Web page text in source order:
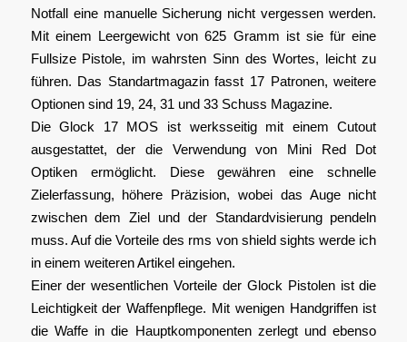
Notfall eine manuelle Sicherung nicht vergessen werden.
Mit einem Leergewicht von 625 Gramm ist sie für eine
Fullsize Pistole, im wahrsten Sinn des Wortes, leicht zu
führen. Das Standartmagazin fasst 17 Patronen, weitere
Optionen sind 19, 24, 31 und 33 Schuss Magazine.
Die Glock 17 MOS ist werksseitig mit einem Cutout
ausgestattet, der die Verwendung von Mini Red Dot
Optiken ermöglicht. Diese gewähren eine schnelle
Zielerfassung, höhere Präzision, wobei das Auge nicht
zwischen dem Ziel und der Standardvisierung pendeln
muss. Auf die Vorteile des rms von shield sights werde ich
in einem weiteren Artikel eingehen.
Einer der wesentlichen Vorteile der Glock Pistolen ist die
Leichtigkeit der Waffenpflege. Mit wenigen Handgriffen ist
die Waffe in die Hauptkomponenten zerlegt und ebenso